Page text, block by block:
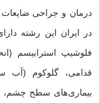
درمان و جراحی
در ایران این رشته
فلوشیپ استرابیسم
قدامی، گلوکوم (آب
بیماری‌های سطح چشم،